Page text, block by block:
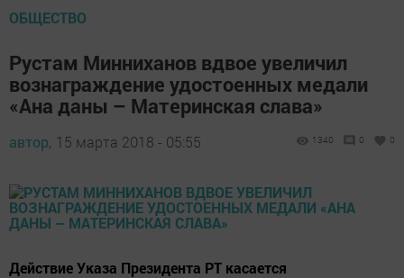
ОБЩЕСТВО
Рустам Минниханов вдвое увеличил
вознаграждение удостоенных медали
«Ана даны – Материнская слава»
автор, 15 марта 2018 - 05:55 1340 0 0
Действие Указа Президента РТ касается